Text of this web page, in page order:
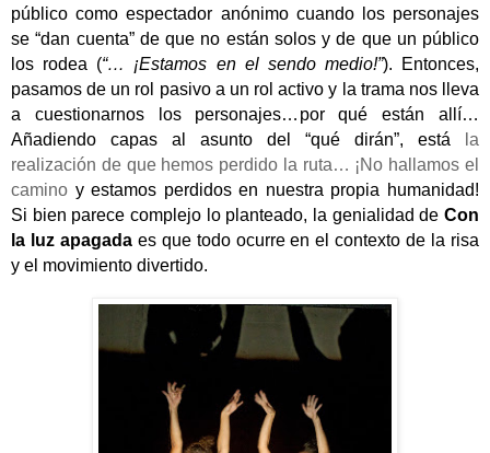
público como espectador anónimo cuando los personajes
se “dan cuenta” de que no están solos y de que un público
los rodea (“… ¡Estamos en el sendo medio!”). Entonces,
pasamos de un rol pasivo a un rol activo y la trama nos lleva
a cuestionarnos los personajes…por qué están allí…
Añadiendo capas al asunto del “qué dirán”, está
la
realización de que hemos perdido la ruta… ¡No hallamos el
camino y estamos perdidos en nuestra propia humanidad!
Si bien parece complejo lo planteado, la genialidad de Con
la luz apagada es que todo ocurre en el contexto de la risa
y el movimiento divertido.